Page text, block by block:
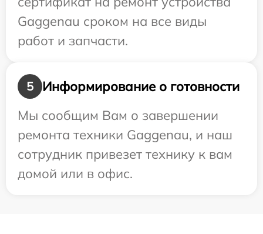
Gaggenau сроком на все виды
работ и запчасти.
5
Информирование о готовности
Мы сообщим Вам о завершении
ремонта техники Gaggenau, и наш
сотрудник привезет технику к вам
домой или в офис.